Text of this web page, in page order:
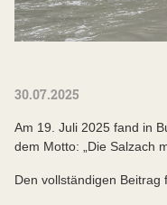
30.07.2025
Am 19. Juli 2025 fand in
dem Motto: „Die Salzach
Den vollständigen Beitrag